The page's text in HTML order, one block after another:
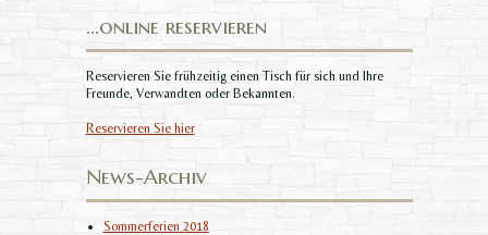
…online reservieren
Reservieren Sie frühzeitig einen Tisch für sich und Ihre
Freunde, Verwandten oder Bekannten.
Reservieren Sie hier
News-Archiv
Sommerferien 2018